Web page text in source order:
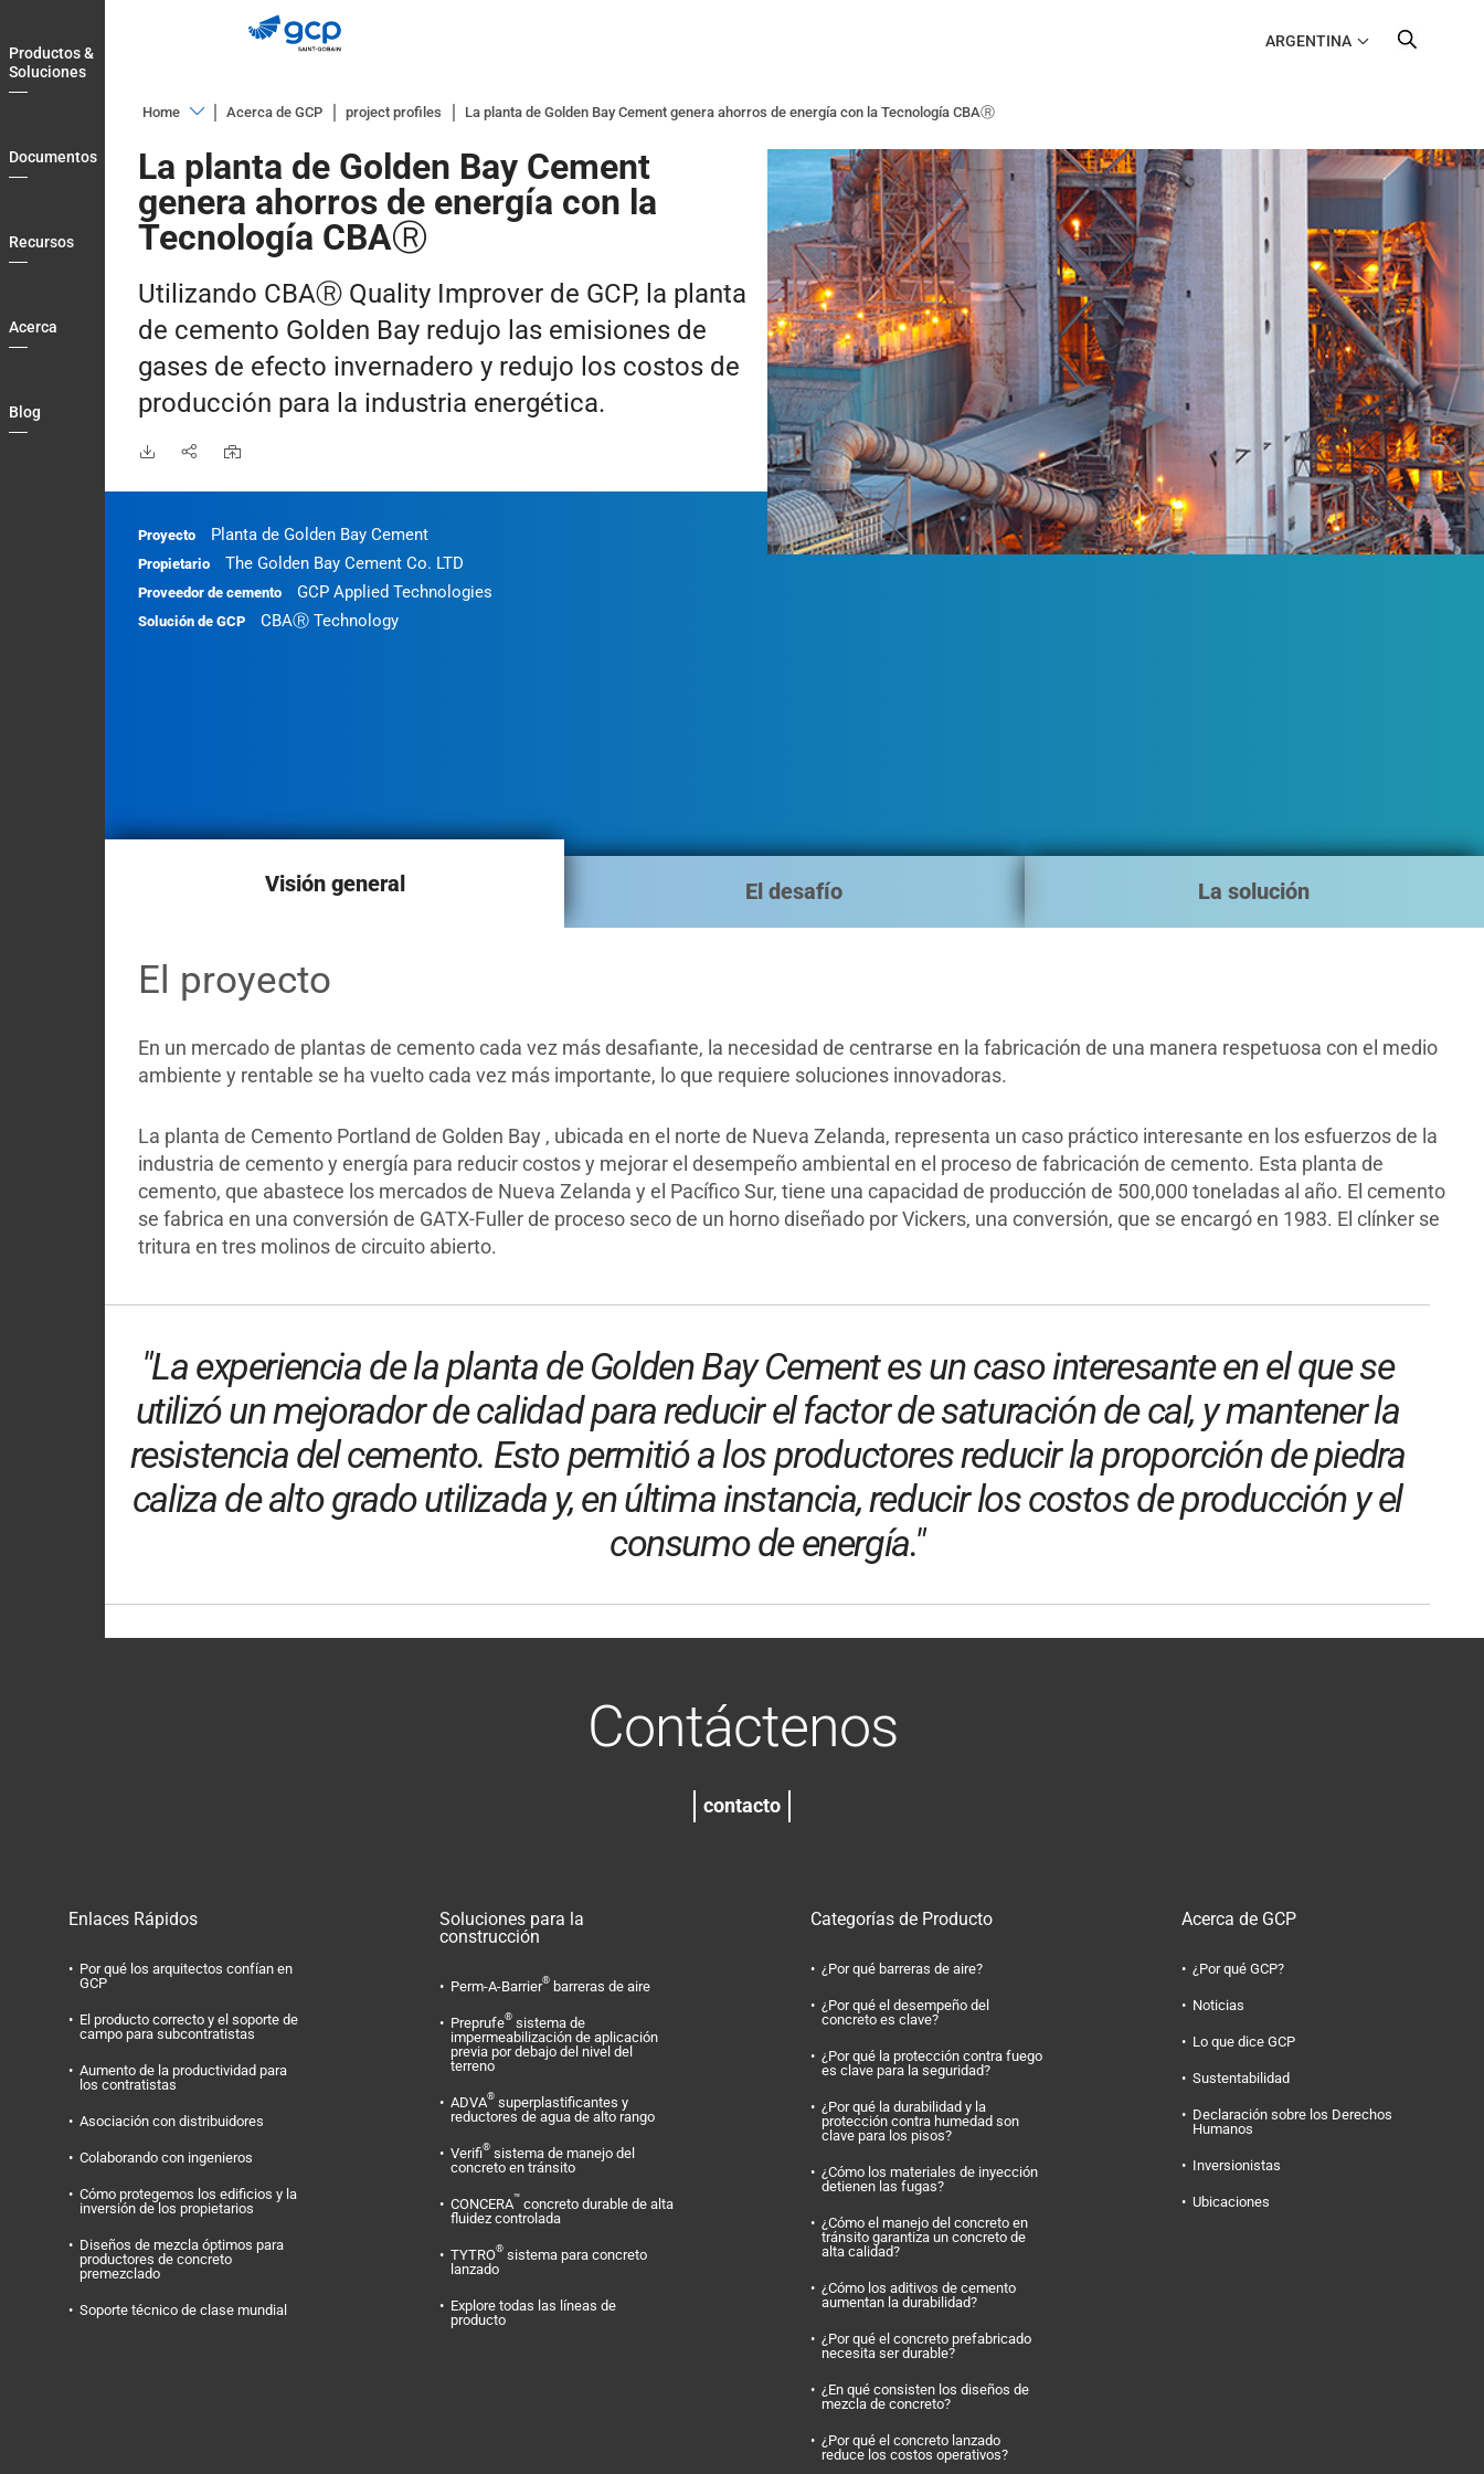
to
main
navigation
Productos &
Soluciones
Documentos
Recursos
Acerca
Blog
ARGENTINA
Home
&
Soluciones
Documentos
Country
My
Briefcase
Acerca de GCP project profiles La planta de Golden Bay Cement genera ahorros de energía con la Tecnología CBAⓇ
La planta de Golden Bay Cement
genera ahorros de energía con la
Tecnología CBAⓇ
Utilizando CBAⓇ Quality Improver de GCP, la planta
de cemento Golden Bay redujo las emisiones de
gases de efecto invernadero y redujo los costos de
producción para la industria energética.
Proyecto Planta de Golden Bay Cement
Propietario The Golden Bay Cement Co. LTD
Proveedor de cemento GCP Applied Technologies
Solución de GCP CBAⓇ Technology
Visión general El desafío La solución
El proyecto
En un mercado de plantas de cemento cada vez más desafiante, la necesidad de centrarse en la fabricación de una manera respetuosa con el medio
ambiente y rentable se ha vuelto cada vez más importante, lo que requiere soluciones innovadoras.
La planta de Cemento Portland de Golden Bay , ubicada en el norte de Nueva Zelanda, representa un caso práctico interesante en los esfuerzos de la
industria de cemento y energía para reducir costos y mejorar el desempeño ambiental en el proceso de fabricación de cemento. Esta planta de
cemento, que abastece los mercados de Nueva Zelanda y el Pacífico Sur, tiene una capacidad de producción de 500,000 toneladas al año. El cemento
se fabrica en una conversión de GATX-Fuller de proceso seco de un horno diseñado por Vickers, una conversión, que se encargó en 1983. El clínker se
tritura en tres molinos de circuito abierto.
"La experiencia de la planta de Golden Bay Cement es un caso interesante en el que se
utilizó un mejorador de calidad para reducir el factor de saturación de cal, y mantener la
resistencia del cemento. Esto permitió a los productores reducir la proporción de piedra
caliza de alto grado utilizada y, en última instancia, reducir los costos de producción y el
consumo de energía."
Contáctenos
contacto
Enlaces Rápidos
Por qué los arquitectos confían en
GCP
El producto correcto y el soporte de
campo para subcontratistas
Aumento de la productividad para
los contratistas
Asociación con distribuidores
Colaborando con ingenieros
Cómo protegemos los edificios y la
inversión de los propietarios
Diseños de mezcla óptimos para
productores de concreto
premezclado
Soporte técnico de clase mundial
Soluciones para la
construcción
Perm-A-Barrier® barreras de aire
Preprufe® sistema de
impermeabilización de aplicación
previa por debajo del nivel del
terreno
ADVA® superplastificantes y
reductores de agua de alto rango
Verifi® sistema de manejo del
concreto en tránsito
CONCERA™ concreto durable de alta
fluidez controlada
TYTRO® sistema para concreto
lanzado
Explore todas las líneas de
producto
Categorías de Producto
¿Por qué barreras de aire?
¿Por qué el desempeño del
concreto es clave?
¿Por qué la protección contra fuego
es clave para la seguridad?
¿Por qué la durabilidad y la
protección contra humedad son
clave para los pisos?
¿Cómo los materiales de inyección
detienen las fugas?
¿Cómo el manejo del concreto en
tránsito garantiza un concreto de
alta calidad?
¿Cómo los aditivos de cemento
aumentan la durabilidad?
¿Por qué el concreto prefabricado
necesita ser durable?
¿En qué consisten los diseños de
mezcla de concreto?
¿Por qué el concreto lanzado
reduce los costos operativos?
Acerca de GCP
¿Por qué GCP?
Noticias
Lo que dice GCP
Sustentabilidad
Declaración sobre los Derechos
Humanos
Inversionistas
Ubicaciones